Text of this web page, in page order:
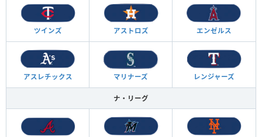
ツインズ アストロズ エンゼルス
アスレチックス マリナーズ レンジャーズ
ナ・リーグ